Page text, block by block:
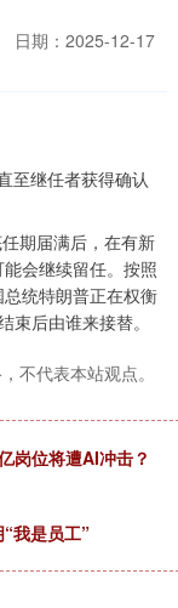
日期：2025-12-17
期届满后，在有新
会继续留任。按照
统特朗普正在权衡
束后由谁来接替。
不代表本站观点。
岗位将遭AI冲击？
我是员工”